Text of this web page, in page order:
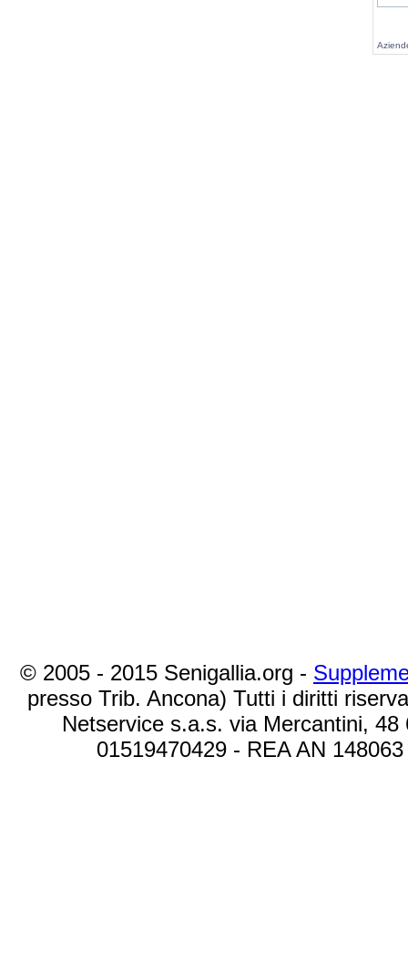
© 2005 - 2015 Senigallia.org -
presso Trib. Ancona) Tutti i diritti
Netservice s.a.s. via Mercantini,
01519470429 - REA AN